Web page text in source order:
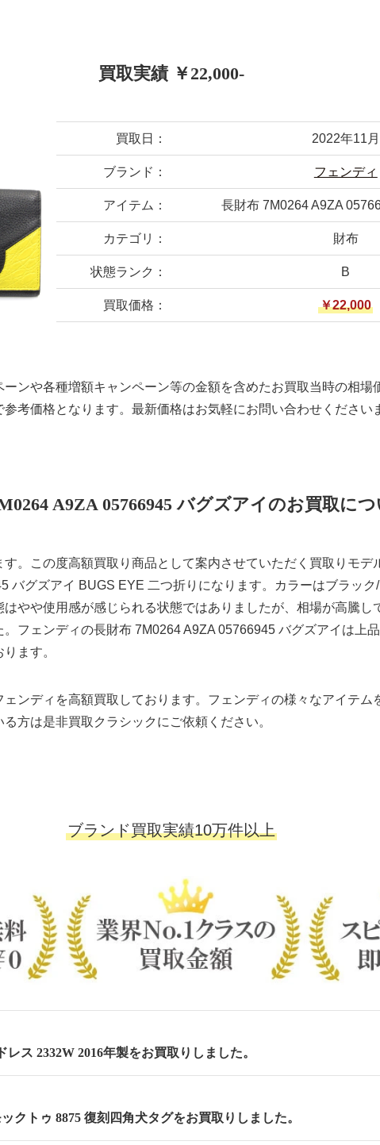
買取実績 ￥22,000-
買取日： 2022年11月
ブランド： フェンディ
アイテム： 長財布 7M0264 A9ZA
カテゴリ： 財布
状態ランク： B
買取価格： ￥22,000
ーンや各種増額キャンペーン等の金額を含めたお買取当時の相場
考価格となります。最新価格はお気軽にお問い合わせください
A9ZA 05766945 バグズアイのお買取に
。この度高額買取り商品として案内させていただく買取りモデ
バグズアイ BUGS EYE 二つ折りになります。カラーはブラッ
やや使用感が感じられる状態ではありましたが、相場が高騰し
フェンディの長財布 7M0264 A9ZA 05766945 バグズアイは上
ます。
ンディを高額買取しております。フェンディの様々なアイテム
方は是非買取クラシックにご依頼ください。
ブランド買取実績10万件以上
レス 2332W 2016年製をお買取りしました。
クトゥ 8875 復刻四角犬タグをお買取りしました。